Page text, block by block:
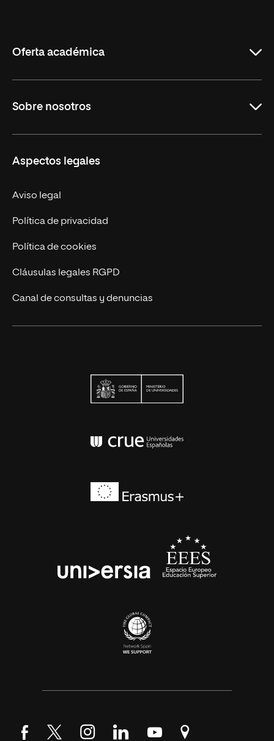
Oferta académica
Maestrías
Educación Continua
Sobre nosotros
Trabaja en UNIR
Actualidad UNIR
Contáctanos
Aspectos legales
Aviso legal
Política de privacidad
Política de cookies
Cláusulas legales RGPD
Canal de consultas y denuncias
Síguenos en Facebook
Síguenos en Twitter
Síguenos en Instagram
Síguenos en LinkedIn
Síguenos en YouTube
Encuéntranos en